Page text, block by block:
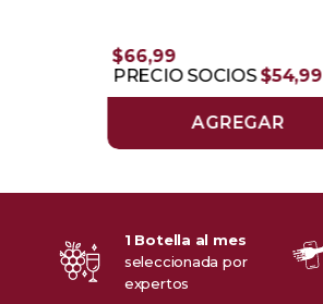
$66,99
PRECIO SOCIOS$54,99
AGREGAR
1 Botella al mes
seleccionada por
expertos